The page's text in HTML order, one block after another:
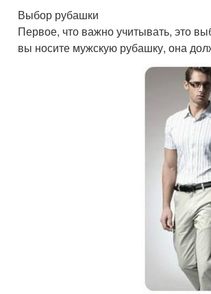
Выбор рубашки
Первое, что важно учитывать, это
вы носите мужскую рубашку, она